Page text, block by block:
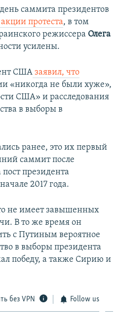
саммита президентов
протеста, в том
режиссера Олега
усилены.
США заявил, что
«никогда не были хуже»,
США» и расследования
в выборы в
ранее, это их первый
саммит после
президента
2017 года.
не имеет завышенных
В то же время он
с Путиным вероятное
в выборы президента
победу, а также Сирию и
без VPN Follow us